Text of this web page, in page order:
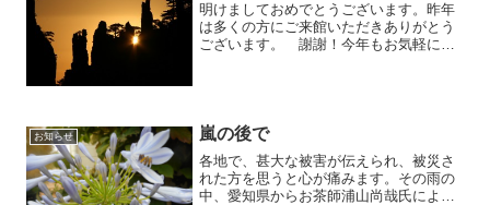
明けましておめでとうございます。昨年
は多くの方にご来館いただきありがとう
ございます。 謝謝！今年もお気軽にお
お知らせ 嵐の後で
各地で、甚大な被害が伝えられ、被災さ
れた方を思うと心が痛みます。その雨の
中、愛知県からお茶師浦山尚哉氏による